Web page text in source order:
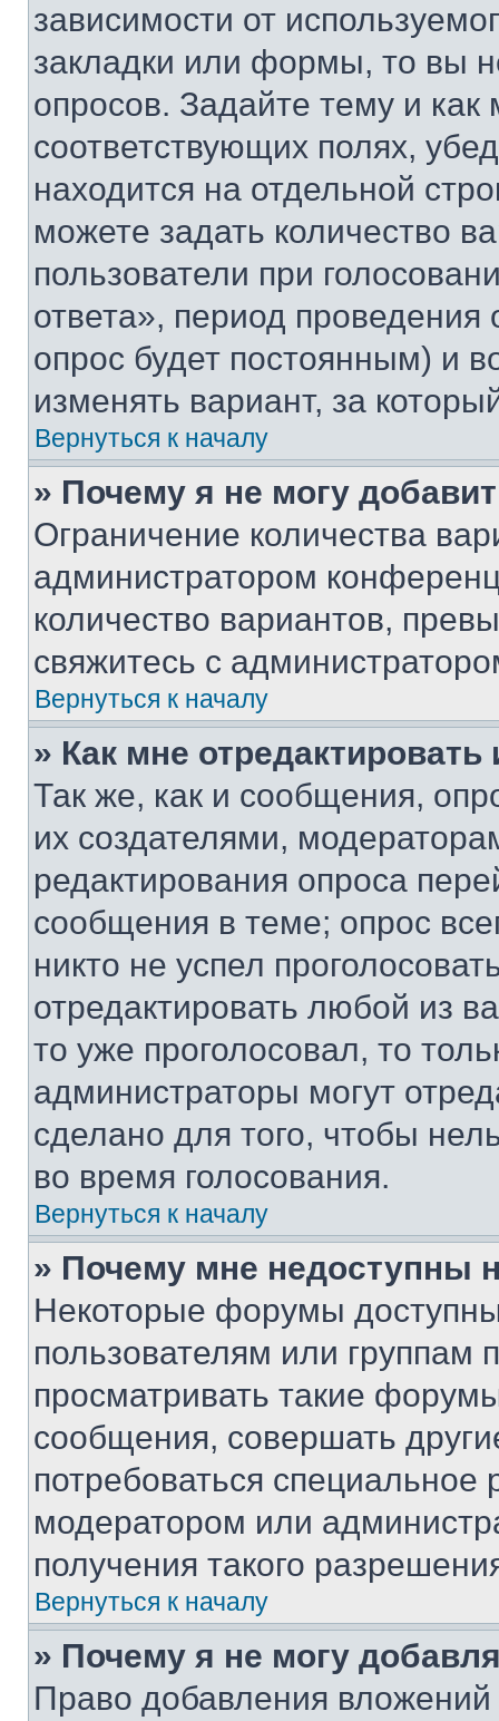
зависимости от
закладки или формы, то вы
опросов. Задайте тему и
соответствующих полях,
находится на отдельной
можете задать количество
пользователи при
ответа», период проведения
опрос будет постоянным) и
изменять вариант, за
Вернуться к началу
» Почему я не могу
Ограничение количества
администратором
количество вариантов,
свяжитесь с
Вернуться к началу
» Как мне
Так же, как и сообщения,
их создателями,
редактирования опроса
сообщения в теме; опрос
никто не успел
отредактировать любой из
то уже проголосовал, то
администраторы могут
сделано для того, чтобы
во время голосования.
Вернуться к началу
» Почему мне недоступны
Некоторые форумы
пользователям или группам
просматривать такие
сообщения, совершать
потребоваться
модератором или
получения такого
Вернуться к началу
» Почему я не могу
Право добавления